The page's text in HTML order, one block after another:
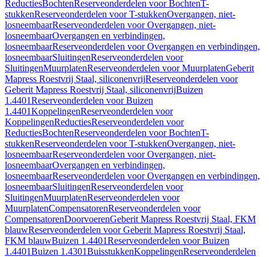
ReductiesBochtenReserveonderdelen voor BochtenT-
stukkenReserveonderdelen voor T-stukkenOvergangen, niet-
losneembaarReserveonderdelen voor Overgangen, niet-
losneembaarOvergangen en verbindingen,
losneembaarReserveonderdelen voor Overgangen en verbindingen,
losneembaarSluitingenReserveonderdelen voor
SluitingenMuurplatenReserveonderdelen voor MuurplatenGeberit
Mapress Roestvrij Staal, siliconenvrijReserveonderdelen voor
Geberit Mapress Roestvrij Staal, siliconenvrijBuizen
1.4401Reserveonderdelen voor Buizen
1.4401KoppelingenReserveonderdelen voor
KoppelingenReductiesReserveonderdelen voor
ReductiesBochtenReserveonderdelen voor BochtenT-
stukkenReserveonderdelen voor T-stukkenOvergangen, niet-
losneembaarReserveonderdelen voor Overgangen, niet-
losneembaarOvergangen en verbindingen,
losneembaarReserveonderdelen voor Overgangen en verbindingen,
losneembaarSluitingenReserveonderdelen voor
SluitingenMuurplatenReserveonderdelen voor
MuurplatenCompensatorenReserveonderdelen voor
CompensatorenDoorvoerenGeberit Mapress Roestvrij Staal, FKM
blauwReserveonderdelen voor Geberit Mapress Roestvrij Staal,
FKM blauwBuizen 1.4401Reserveonderdelen voor Buizen
1.4401Buizen 1.4301BuisstukkenKoppelingenReserveonderdelen